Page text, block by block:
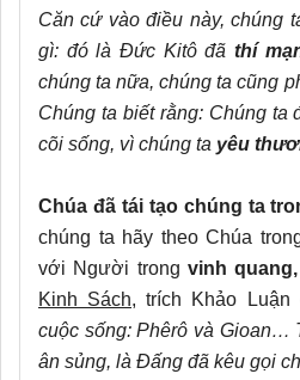
Căn cứ vào điều này, chúng
gì: đó là Đức Kitô đã thí
chúng ta nữa, chúng ta cũng
Chúng ta biết rằng: Chúng ta
cõi sống, vì chúng ta yêu
Chúa đã tái tạo chúng ta
chúng ta hãy theo Chúa
với Người trong vinh quang,
Kinh Sách, trích Khảo Luận
cuộc sống: Phêrô và Gioan…
ân sủng, là Đấng đã kêu gọi